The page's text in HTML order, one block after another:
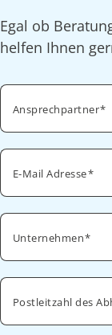
Egal ob
helfen Ihnen
Ansprechpartner
E-Mail Adresse
Unternehmen
Postleitzahl des